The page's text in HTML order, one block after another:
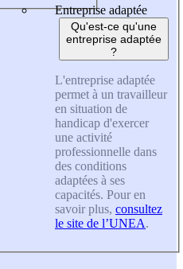
Entreprise adaptée
Qu'est-ce qu'une
entreprise adaptée
?
L'entreprise adaptée
permet à un travailleur
en situation de
handicap d'exercer
une activité
professionnelle dans
des conditions
adaptées à ses
capacités. Pour en
savoir plus, consultez
le site de l’UNEA.